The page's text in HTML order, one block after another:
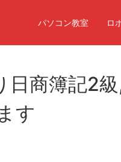
パソコン教室 ロ
商簿記2
す